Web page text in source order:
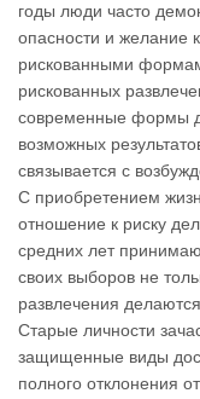
годы люди часто
опасности и желание
рискованными
рискованных
современные формы
возможных
связывается с
С приобретением
отношение к риску
средних лет
своих выборов не
развлечения
Старые личности
защищенные виды
полного отклонения